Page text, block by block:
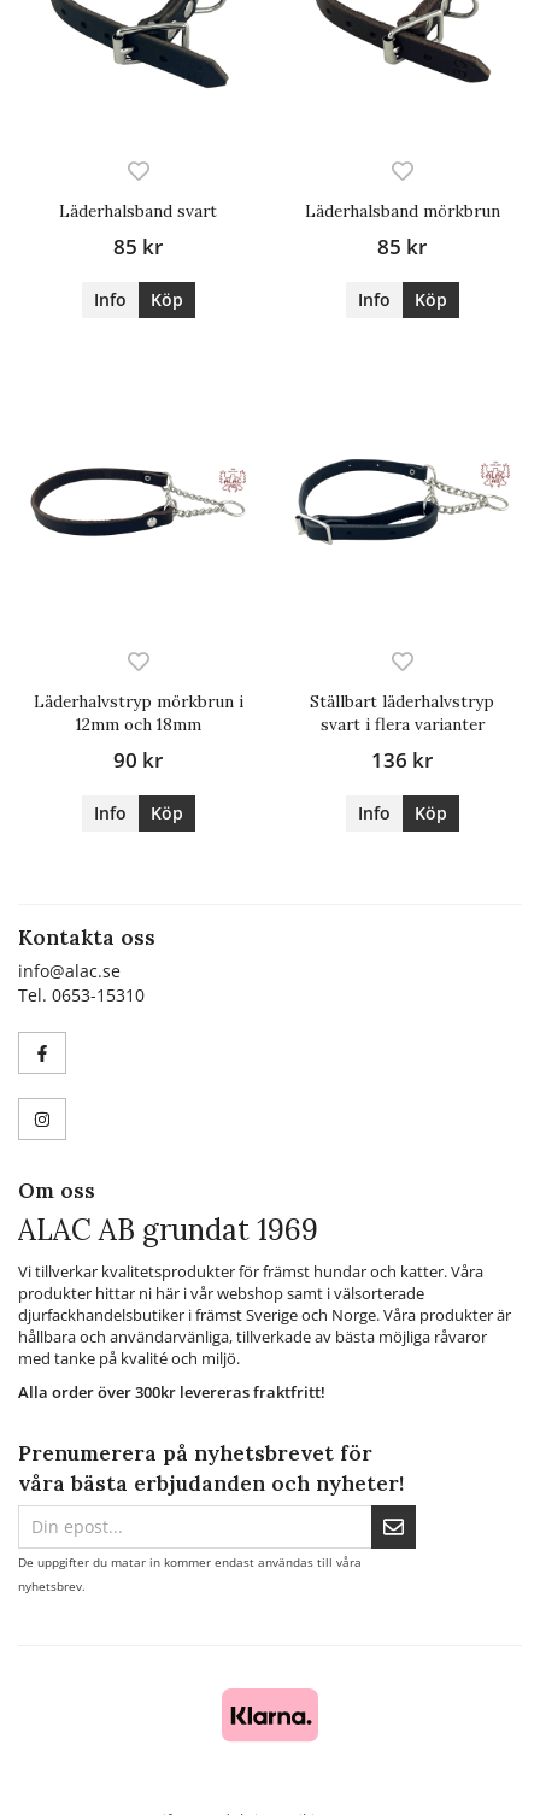
Läderhalsband svart
85 kr
Info Köp
Läderhalsband mörkbrun
85 kr
Info Köp
Läderhalvstryp mörkbrun i
12mm och 18mm
90 kr
Info Köp
Ställbart läderhalvstryp
svart i flera varianter
136 kr
Info Köp
Kontakta oss
info@alac.se
Tel. 0653-15310
Om oss
ALAC AB grundat 1969
Vi tillverkar kvalitetsprodukter för främst hundar och katter. Våra
produkter hittar ni här i vår webshop samt i välsorterade
djurfackhandelsbutiker i främst Sverige och Norge. Våra produkter är
hållbara och användarvänliga, tillverkade av bästa möjliga råvaror
med tanke på kvalité och miljö.
Alla order över 300kr levereras fraktfritt!
Prenumerera på nyhetsbrevet för
våra bästa erbjudanden och nyheter!
De uppgifter du matar in kommer endast användas till våra
nyhetsbrev.